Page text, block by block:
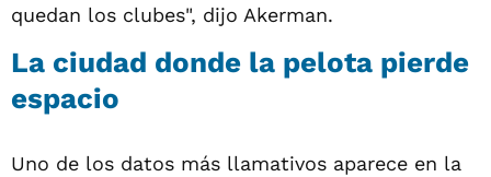
quedan los clubes", dijo Akerman.
La ciudad donde la pelota pierde
espacio
Uno de los datos más llamativos aparece en la